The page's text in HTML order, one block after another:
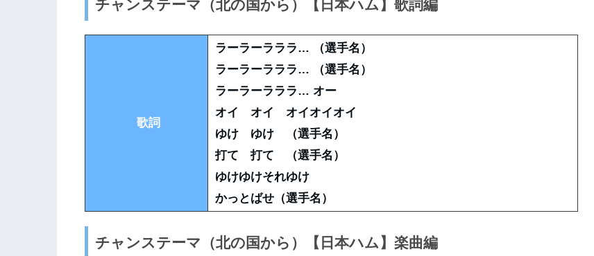
チャンステーマ（北の国から）【日本ハム】歌詞編
歌詞
ラーラーラララ… （選手名）
ラーラーラララ… （選手名）
ラーラーラララ… オー
オイ オイ オイオイオイ
ゆけ ゆけ （選手名）
打て 打て （選手名）
ゆけゆけそれゆけ
かっとばせ（選手名）
チャンステーマ（北の国から）【日本ハム】楽曲編